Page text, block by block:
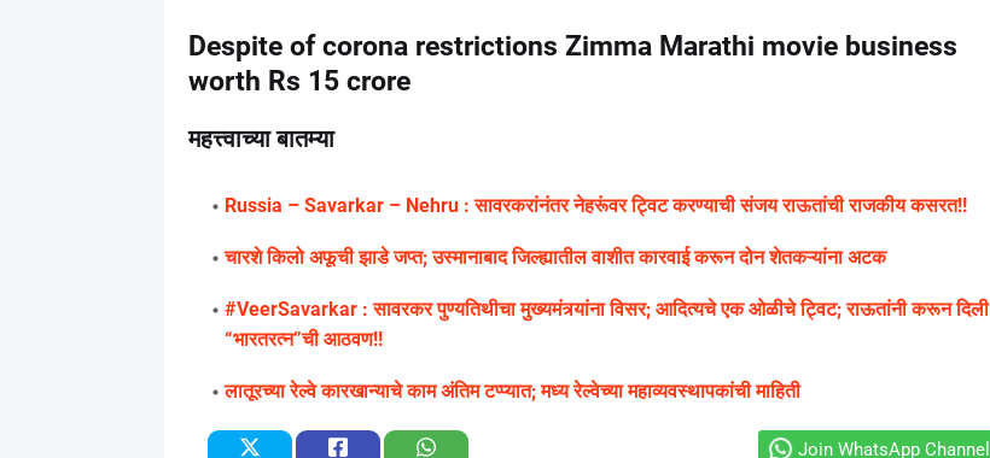
Despite of corona restrictions Zimma Marathi movie business
worth Rs 15 crore
महत्त्वाच्या बातम्या
Russia – Savarkar – Nehru : सावरकरांनंतर नेहरूंवर ट्विट करण्याची संजय राऊतांची राजकीय कसरत!!
चारशे किलो अफूची झाडे जप्त; उस्मानाबाद जिल्ह्यातील वाशीत कारवाई करून दोन शेतकऱ्यांना अटक
#VeerSavarkar : सावरकर पुण्यतिथीचा मुख्यमंत्र्यांना विसर; आदित्यचे एक ओळीचे ट्विट; राऊतांनी करून दिली
“भारतरत्न”ची आठवण!!
लातूरच्या रेल्वे कारखान्याचे काम अंतिम टप्प्यात; मध्य रेल्वेच्या महाव्यवस्थापकांची माहिती
Join WhatsApp Channel